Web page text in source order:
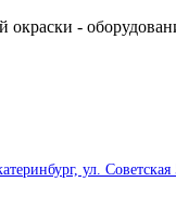
окраски -
ул.